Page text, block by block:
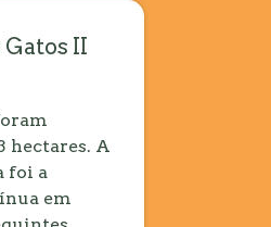
Gatos II
hectares. A
foi a
em